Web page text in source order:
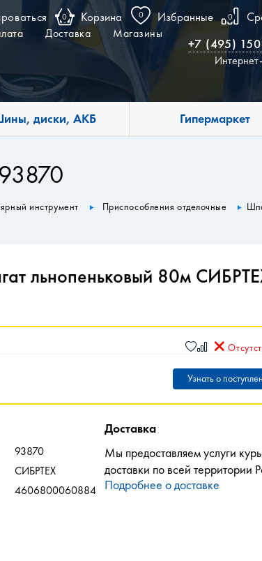
0 Корзина 0 Избранные 0
Доставка Магазины
+7 (495)
диски, АКБ Гипермаркет
инструмент Приспособления отделочные
льнопеньковый 80м
Узнать о
93870
СИБРТЕХ
4606800060884
Доставка
Мы предоставляем услуги
доставки по всей территории
Подробнее о доставке